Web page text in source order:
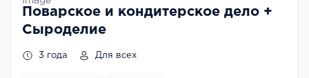
Поварское и кондитерское дело +
Сыроделие
3 года Для всех